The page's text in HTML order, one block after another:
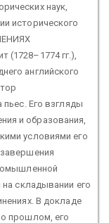
наук,
исторического
гг.),
английского
Его взгляды
и образования,
условиями его
складывании его
В докладе
прошлом, его